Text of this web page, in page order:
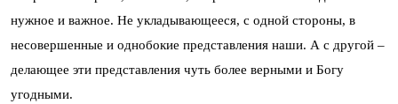
нужное и важное. Не укладывающееся, с одной стороны, в
несовершенные и однобокие представления наши. А с другой –
делающее эти представления чуть более верными и Богу
угодными.